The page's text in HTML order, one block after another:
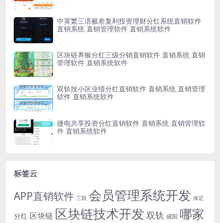
中英繁三语极差复利投资理财分红系统直销软件
直销系统 直销管理软件 直销系统软件
区块链养猴分红三级分销直销软件 直销系统 直销
管理软件 直销系统软件
双轨按小区业绩分红直销软件 直销系统 直销管理
软件 直销系统软件
捷电共享投资分红直销软件 直销系统 直销管理软
件 直销系统软件
标签云
APP直销软件 三轨 会员管理系统开发 保定
分红 区块链 区块链技术开发 双轨 咸阳 哪家